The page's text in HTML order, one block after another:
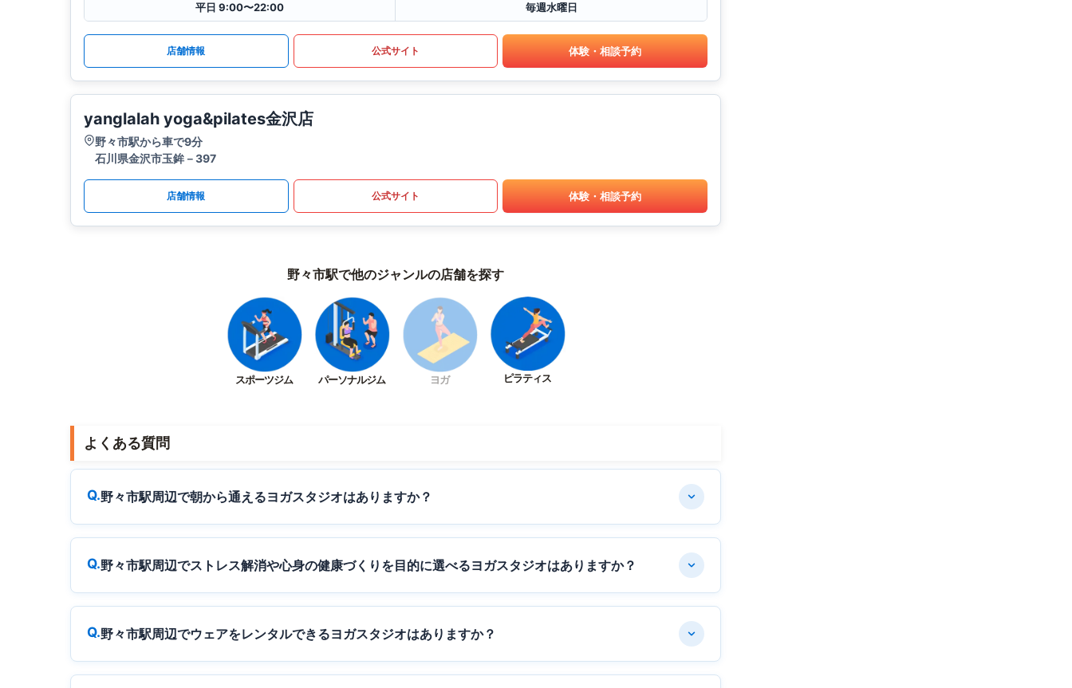
平日 9:00〜22:00
毎週水曜日
店舗情報 公式サイト 体験・相談予約
yanglalah yoga&pilates金沢店
野々市駅から車で9分
石川県金沢市玉鉾－397
店舗情報 公式サイト 体験・相談予約
野々市駅で他のジャンルの店舗を探す
スポーツジム パーソナルジム ヨガ ピラティス
よくある質問
野々市駅周辺で朝から通えるヨガスタジオはありますか？
野々市駅周辺でストレス解消や心身の健康づくりを目的に選べるヨガスタジオはありますか？
野々市駅周辺でウェアをレンタルできるヨガスタジオはありますか？